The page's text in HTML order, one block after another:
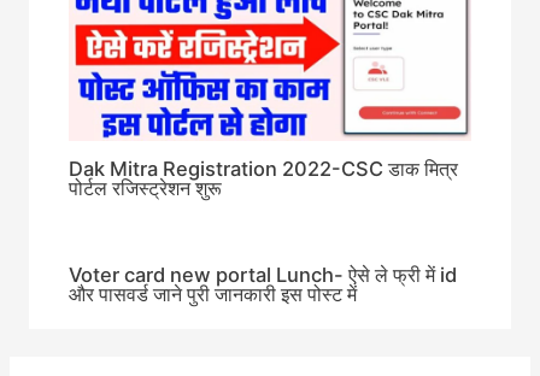
Dak Mitra Registration 2022-CSC डाक मित्र
पोर्टल रजिस्ट्रेशन शुरू
Voter card new portal Lunch- ऐसे ले फ्री में id
और पासवर्ड जाने पुरी जानकारी इस पोस्ट में